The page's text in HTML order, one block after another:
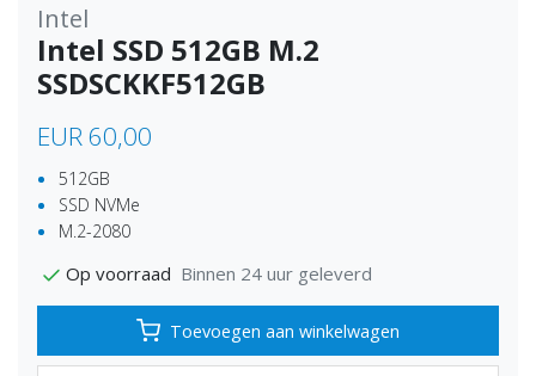
Intel
Intel SSD 512GB M.2
SSDSCKKF512GB
EUR 60,00
512GB
SSD NVMe
M.2-2080
Op voorraad Binnen 24 uur geleverd
Toevoegen aan winkelwagen